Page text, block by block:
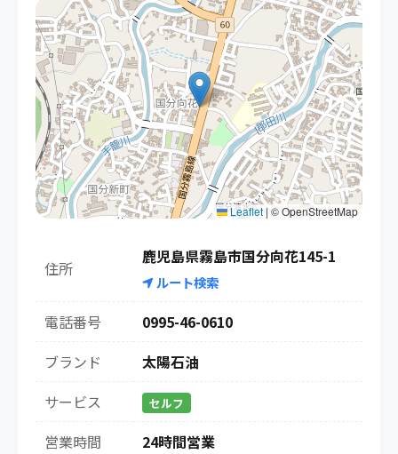
Leaflet | © OpenStreetMap
住所
鹿児島県霧島市国分向花145-1
ルート検索
電話番号
0995-46-0610
ブランド
太陽石油
サービス
セルフ
営業時間
24時間営業